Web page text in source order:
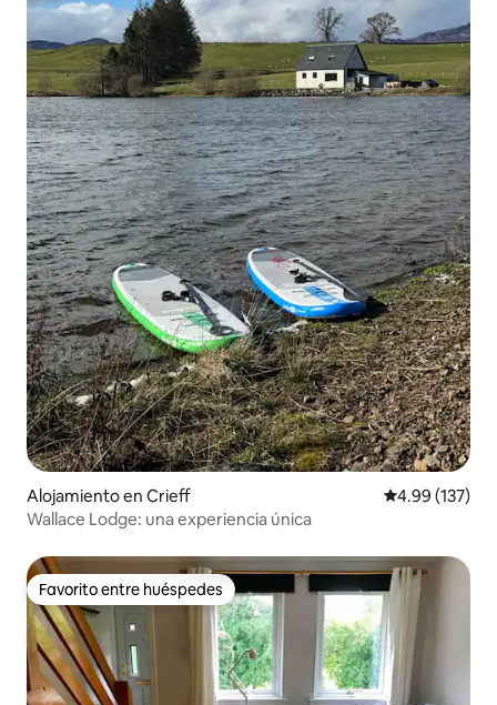
Alojamiento en Crieff Calificación
4.99 (137)
Wallace Lodge: una experiencia única
Favorito entre huéspedes
Favorito entre huéspedes